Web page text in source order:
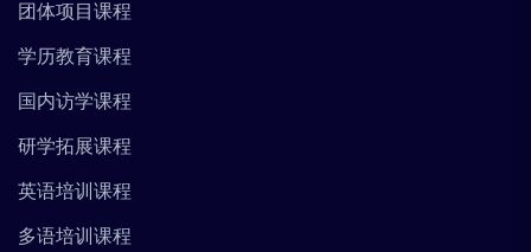
团体项目课程
学历教育课程
国内访学课程
研学拓展课程
英语培训课程
多语培训课程